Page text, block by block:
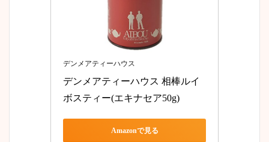
デンメアティーハウス
デンメアティーハウス 相棒ルイ
ボスティー(エキナセア50g)
Amazonで見る